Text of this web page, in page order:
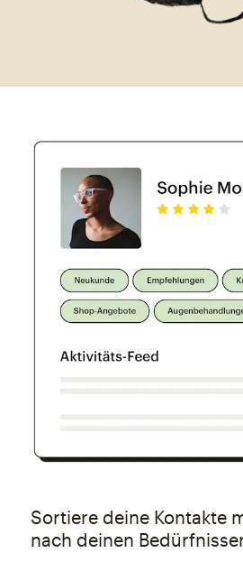
Sortiere deine Kontakte
nach deinen